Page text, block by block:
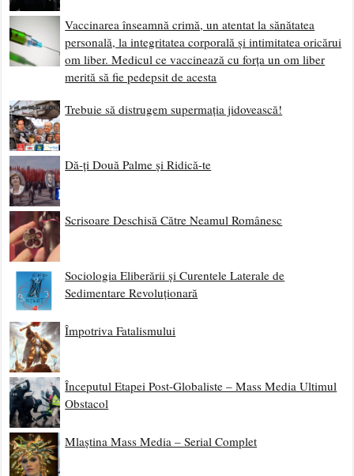
Vaccinarea înseamnă crimă, un atentat la sănătatea
personală, la integritatea corporală și intimitatea oricărui
om liber. Medicul ce vaccinează cu forța un om liber
merită să fie pedepsit de acesta
Trebuie să distrugem supermația jidovească!
Dă-ți Două Palme și Ridică-te
Scrisoare Deschisă Către Neamul Românesc
Sociologia Eliberării și Curentele Laterale de
Sedimentare Revoluționară
Împotriva Fatalismului
Începutul Etapei Post-Globaliste – Mass Media Ultimul
Obstacol
Mlaștina Mass Media – Serial Complet